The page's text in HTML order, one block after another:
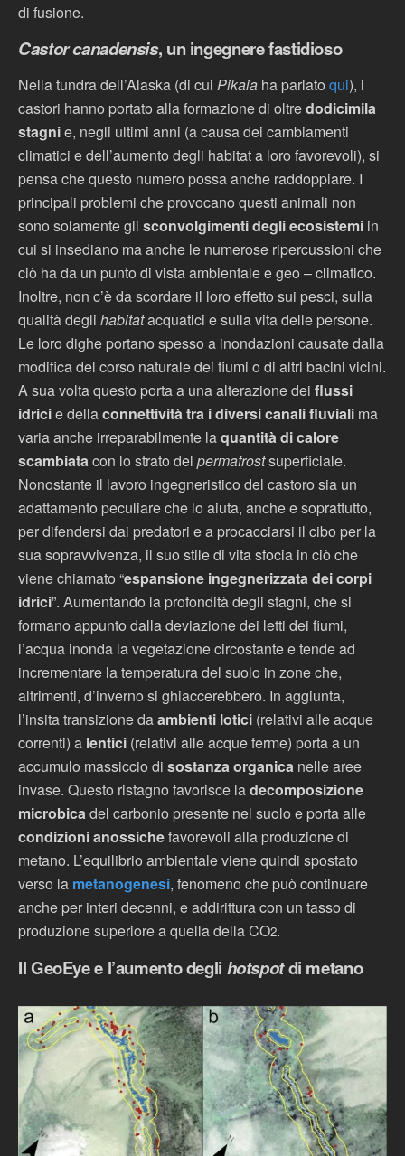
di fusione.
Castor canadensis, un ingegnere fastidioso
Nella tundra dell’Alaska (di cui Pikaia ha parlato qui), i
castori hanno portato alla formazione di oltredodicimila
stagnie, negli ultimi anni (a causa dei cambiamenti
climatici e dell’aumento degli habitat a loro favorevoli), si
pensa che questo numero possa anche raddoppiare. I
principali problemi che provocano questi animali non
sono solamente gli sconvolgimenti degli ecosistemi in
cui si insediano ma anche le numerose ripercussioni che
ciò ha da un punto di vista ambientale e geo – climatico.
Inoltre, non c’è da scordare il loro effetto sui pesci, sulla
qualità degli habitatacquatici e sulla vita delle persone.
Le loro dighe portano spesso a inondazioni causate dalla
modifica del corso naturale dei fiumi o di altri bacini vicini.
A sua volta questo porta a una alterazione dei flussi
idricie dellaconnettività tra i diversi canali fluviali ma
varia anche irreparabilmente laquantità di calore
scambiatacon lo strato del permafrostsuperficiale.
Nonostante il lavoro ingegneristico del castoro sia un
adattamento peculiare che lo aiuta, anche e soprattutto,
per difendersi dai predatori e a procacciarsi il cibo per la
sua sopravvivenza, il suo stile di vita sfocia in ciò che
viene chiamato “espansione ingegnerizzata dei corpi
idrici”. Aumentando la profondità degli stagni, che si
formano appunto dalla deviazione dei letti dei fiumi,
l’acqua inonda la vegetazione circostante e tende ad
incrementare la temperatura del suolo in zone che,
altrimenti, d’inverno si ghiaccerebbero. In aggiunta,
l’insita transizione daambienti lotici (relativi alle acque
correnti) a lentici (relativi alle acque ferme) porta a un
accumulo massiccio di sostanza organica nelle aree
invase. Questo ristagno favorisce ladecomposizione
microbicadel carbonio presente nel suolo e porta alle
condizioni anossichefavorevoli alla produzione di
metano. L’equilibrio ambientale viene quindi spostato
verso la metanogenesi, fenomeno che può continuare
anche per interi decenni, e addirittura con un tasso di
produzione superiore a quella della CO2.
Il GeoEye e l’aumento degli hotspotdi metano